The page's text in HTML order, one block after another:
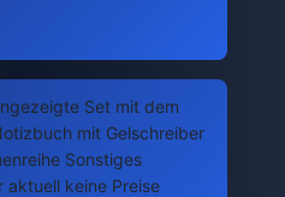
Set mit dem
mit Gelschreiber
Sonstiges
keine Preise